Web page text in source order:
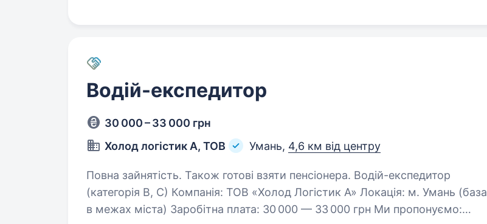
Водій-експедитор
30 000 – 33 000 грн
Холод логістик А, ТОВ
Умань, 4,6 км від центру
Повна зайнятість. Також готові взяти пенсіонера. Водій-експедитор
(категорія В, С) Компанія: ТОВ «Холод Логістик А» Локація: м. Умань (база
в межах міста) Заробітна плата: 30 000 — 33 000 грн Ми пропонуємо: